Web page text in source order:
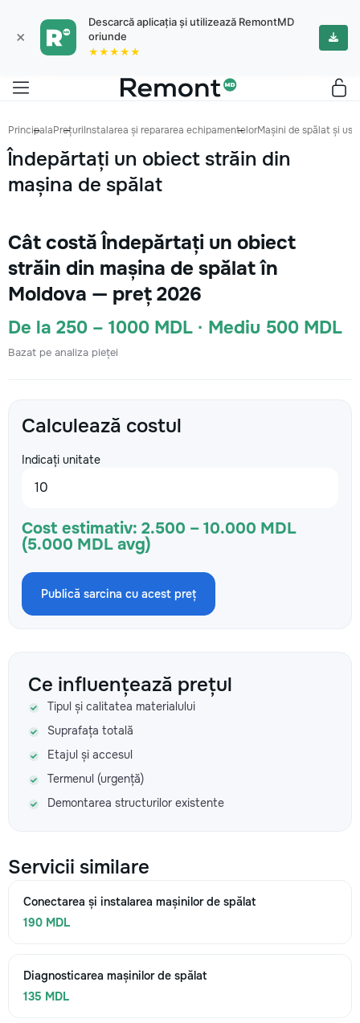
×
Descarcă aplicația și utilizează RemontMD
oriunde
★★★★★
PrincipalaPrețuriInstalarea și repararea echipamentelorMașini de spălat și
Îndepărtați un obiect străin din
mașina de spălat
Cât costă Îndepărtați un obiect
străin din mașina de spălat în
Moldova — preț 2026
De la 250 – 1000 MDL · Mediu 500 MDL
Bazat pe analiza pieței
Calculează costul
Indicați unitate
Cost estimativ: 2.500 – 10.000 MDL
(5.000 MDL avg)
Publică sarcina cu acest preț
Ce influențează prețul
Tipul și calitatea materialului
Suprafața totală
Etajul și accesul
Termenul (urgență)
Demontarea structurilor existente
Servicii similare
Conectarea și instalarea mașinilor de spălat
190 MDL
Diagnosticarea mașinilor de spălat
135 MDL